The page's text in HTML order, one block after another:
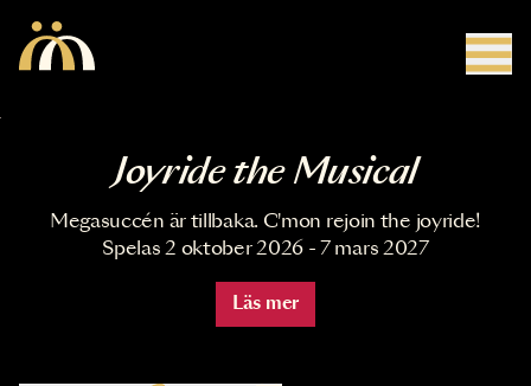
Joyride the Musical
Megasuccén är tillbaka. C'mon rejoin the joyride!
Spelas 2 oktober 2026 - 7 mars 2027
Läs mer